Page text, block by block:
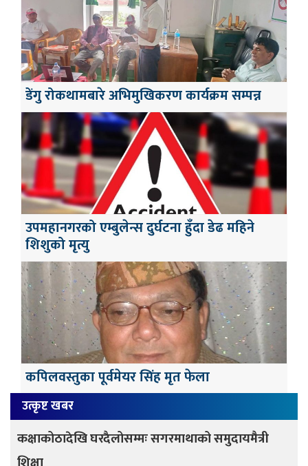
डेंगु रोकथामबारे अभिमुखिकरण कार्यक्रम सम्पन्न
उपमहानगरको एम्बुलेन्स दुर्घटना हुँदा डेढ महिने
शिशुको मृत्यु
कपिलवस्तुका पूर्वमेयर सिंह मृत फेला
उत्कृष्ट खबर
कक्षाकोठादेखि घरदैलोसम्मः सगरमाथाको समुदायमैत्री